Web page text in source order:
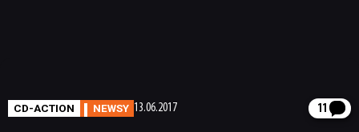
CD-ACTION NEWSY 13.06.2017 11